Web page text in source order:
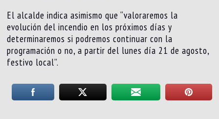
El alcalde indica asimismo que “valoraremos la
evolución del incendio en los próximos días y
determinaremos si podremos continuar con la
programación o no, a partir del lunes día 21 de agosto,
festivo local”.